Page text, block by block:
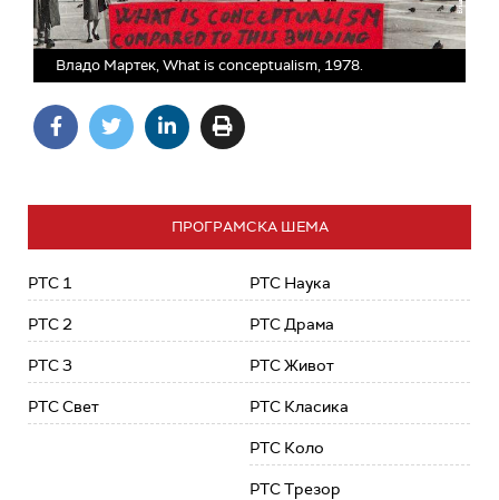
Владо Мартек, What is conceptualism, 1978.
ПРОГРАМСКА ШЕМА
РТС 1
РТС 2
РТС 3
РТС Свет
РТС Наука
РТС Драма
РТС Живот
РТС Класика
РТС Коло
РТС Трезор